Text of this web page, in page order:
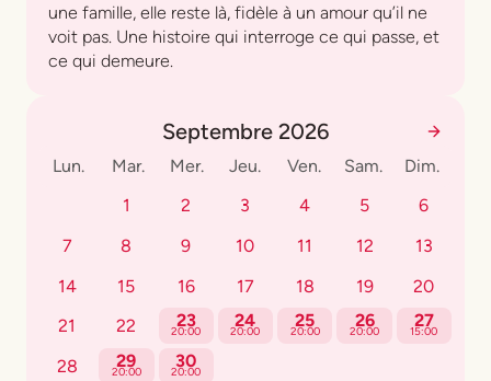
une famille, elle reste là, fidèle à un amour qu’il ne
voit pas. Une histoire qui interroge ce qui passe, et
ce qui demeure.
Septembre 2026
Lun. Mar. Mer. Jeu. Ven. Sam.
Dim.
1
2 3 4 5
6
7
8 9 10 11 12
13
14
15 16 17 18 19
20
21
22 23
20:00
24
20:00
25
20:00
26
20:00
27
15:00
28 29
20:00
30
20:00